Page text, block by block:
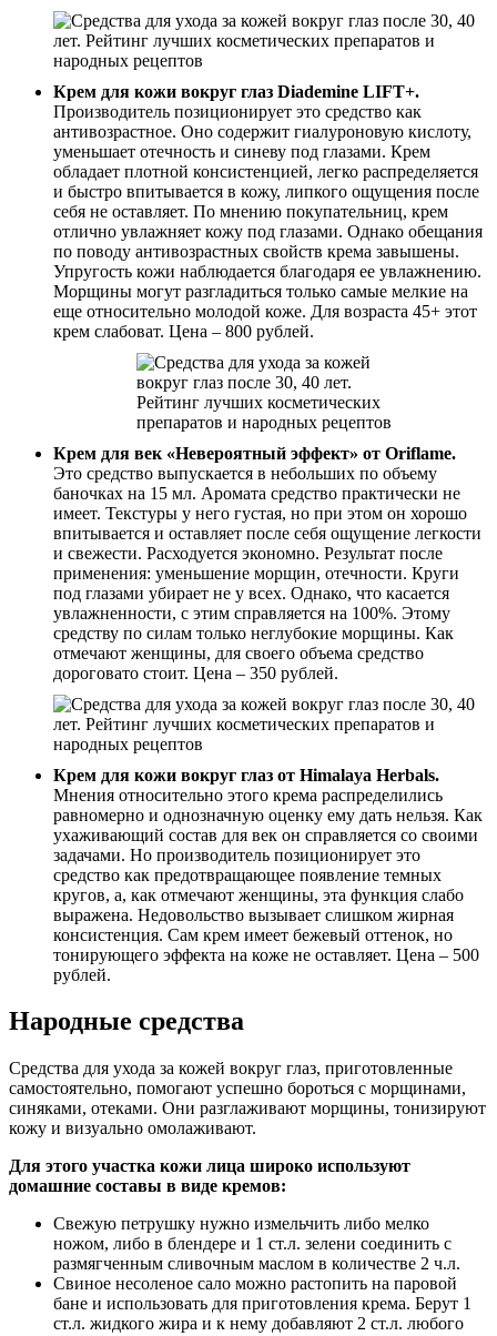
Крем для кожи вокруг глаз Diademine LIFT+.
Производитель позиционирует это средство как
антивозрастное. Оно содержит гиалуроновую кислоту,
уменьшает отечность и синеву под глазами. Крем
обладает плотной консистенцией, легко распределяется
и быстро впитывается в кожу, липкого ощущения после
себя не оставляет. По мнению покупательниц, крем
отлично увлажняет кожу под глазами. Однако обещания
по поводу антивозрастных свойств крема завышены.
Упругость кожи наблюдается благодаря ее увлажнению.
Морщины могут разгладиться только самые мелкие на
еще относительно молодой коже. Для возраста 45+ этот
крем слабоват. Цена – 800 рублей.
Крем для век «Невероятный эффект» от Oriflame.
Это средство выпускается в небольших по объему
баночках на 15 мл. Аромата средство практически не
имеет. Текстуры у него густая, но при этом он хорошо
впитывается и оставляет после себя ощущение легкости
и свежести. Расходуется экономно. Результат после
применения: уменьшение морщин, отечности. Круги
под глазами убирает не у всех. Однако, что касается
увлажненности, с этим справляется на 100%. Этому
средству по силам только неглубокие морщины. Как
отмечают женщины, для своего объема средство
дороговато стоит. Цена – 350 рублей.
Крем для кожи вокруг глаз от Himalaya Herbals.
Мнения относительно этого крема распределились
равномерно и однозначную оценку ему дать нельзя. Как
ухаживающий состав для век он справляется со своими
задачами. Но производитель позиционирует это
средство как предотвращающее появление темных
кругов, а, как отмечают женщины, эта функция слабо
выражена. Недовольство вызывает слишком жирная
консистенция. Сам крем имеет бежевый оттенок, но
тонирующего эффекта на коже не оставляет. Цена – 500
рублей.
Народные средства
Средства для ухода за кожей вокруг глаз, приготовленные
самостоятельно, помогают успешно бороться с морщинами,
синяками, отеками. Они разглаживают морщины, тонизируют
кожу и визуально омолаживают.
Для этого участка кожи лица широко используют
домашние составы в виде кремов:
Свежую петрушку нужно измельчить либо мелко
ножом, либо в блендере и 1 ст.л. зелени соединить с
размягченным сливочным маслом в количестве 2 ч.л.
Свиное несоленое сало можно растопить на паровой
бане и использовать для приготовления крема. Берут 1
ст.л. жидкого жира и к нему добавляют 2 ст.л. любого